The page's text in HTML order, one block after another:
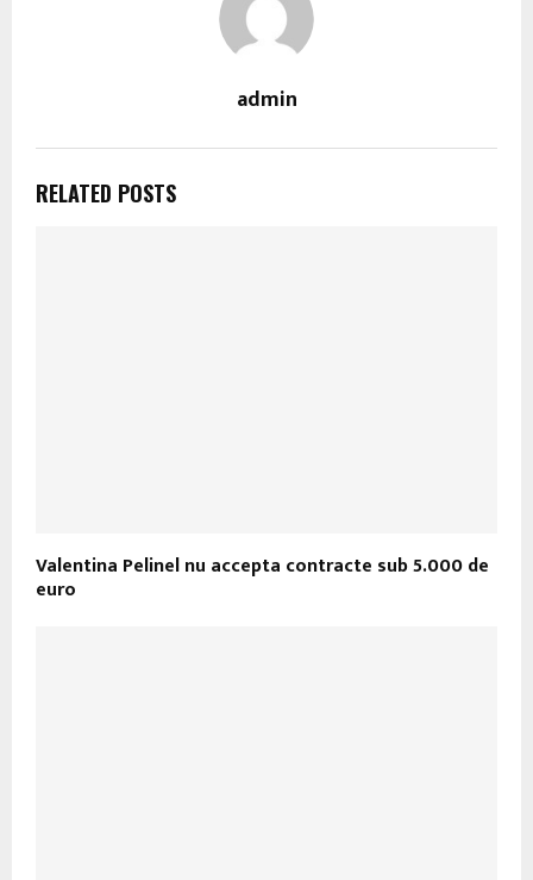
admin
RELATED POSTS
Valentina Pelinel nu accepta contracte sub 5.000 de
euro